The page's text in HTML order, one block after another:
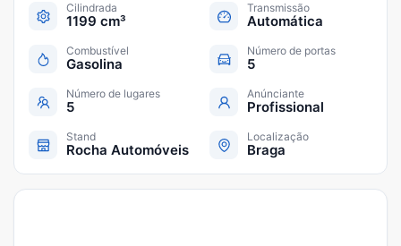
Cilindrada
1199 cm³
Transmissão
Automática
Combustível
Gasolina
Número de portas
5
Número de lugares
5
Anúnciante
Profissional
Stand
Rocha Automóveis
Localização
Braga